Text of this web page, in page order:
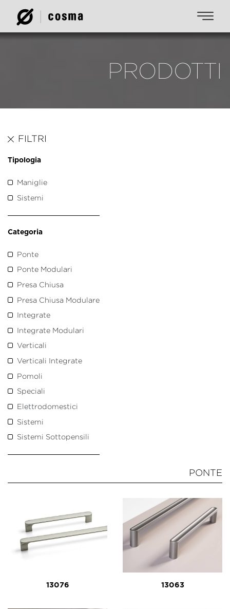
PRODOTTI
FILTRI
Tipologia
Maniglie
Sistemi
Categoria
Ponte
Ponte Modulari
Presa Chiusa
Presa Chiusa Modulare
Integrate
Integrate Modulari
Verticali
Verticali Integrate
Pomoli
Speciali
Elettrodomestici
Sistemi
Sistemi Sottopensili
PONTE
13076 13063